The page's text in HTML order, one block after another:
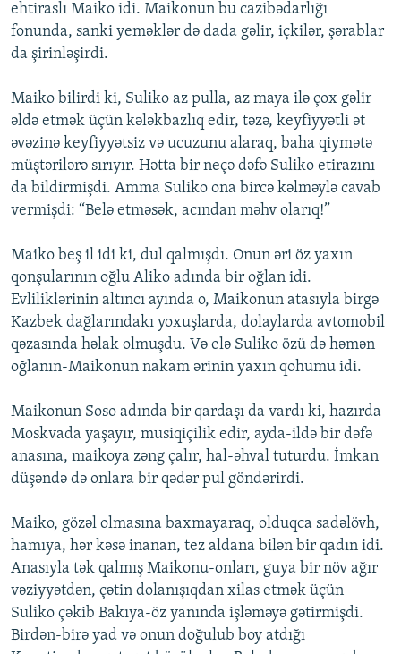
ehtiraslı Maiko idi. Maikonun bu cazibədarlığı
fonunda, sanki yeməklər də dada gəlir, içkilər, şərablar
da şirinləşirdi.
Maiko bilirdi ki, Suliko az pulla, az maya ilə çox gəlir
əldə etmək üçün kələkbazlıq edir, təzə, keyfiyyətli ət
əvəzinə keyfiyyətsiz və ucuzunu alaraq, baha qiymətə
müştərilərə sırıyır. Hətta bir neçə dəfə Suliko etirazını
da bildirmişdi. Amma Suliko ona bircə kəlməylə cavab
vermişdi: “Belə etməsək, acından məhv olarıq!”
Maiko beş il idi ki, dul qalmışdı. Onun əri öz yaxın
qonşularının oğlu Aliko adında bir oğlan idi.
Evliliklərinin altıncı ayında o, Maikonun atasıyla birgə
Kazbek dağlarındakı yoxuşlarda, dolaylarda avtomobil
qəzasında həlak olmuşdu. Və elə Suliko özü də həmən
oğlanın-Maikonun nakam ərinin yaxın qohumu idi.
Maikonun Soso adında bir qardaşı da vardı ki, hazırda
Moskvada yaşayır, musiqiçilik edir, ayda-ildə bir dəfə
anasına, maikoya zəng çalır, hal-əhval tuturdu. İmkan
düşəndə də onlara bir qədər pul göndərirdi.
Maiko, gözəl olmasına baxmayaraq, olduqca sadəlövh,
hamıya, hər kəsə inanan, tez aldana bilən bir qadın idi.
Anasıyla tək qalmış Maikonu-onları, guya bir növ ağır
vəziyyətdən, çətin dolanışıqdan xilas etmək üçün
Suliko çəkib Bakıya-öz yanında işləməyə gətirmişdi.
Birdən-birə yad və onun doğulub boy atdığı